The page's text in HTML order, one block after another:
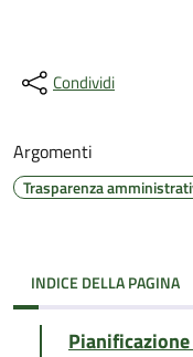
Condividi
Argomenti
Trasparenza
INDICE DELLA PAGINA